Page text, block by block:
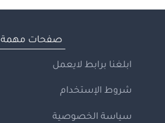
صفحات مهمة
ابلغنا برابط لايعمل
شروط الإستخدام
سياسة الخصوصية